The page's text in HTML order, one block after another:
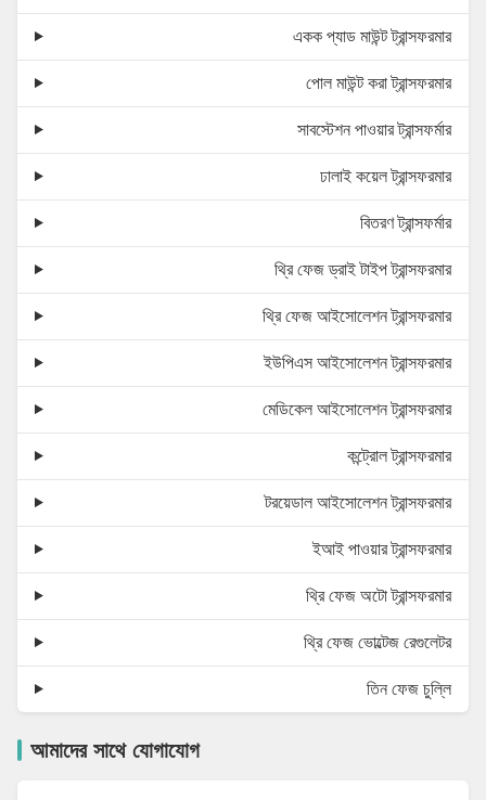
একক প্যাড মাউন্ট ট্রান্সফরমার
পোল মাউন্ট করা ট্রান্সফরমার
সাবস্টেশন পাওয়ার ট্রান্সফর্মার
ঢালাই কয়েল ট্রান্সফরমার
বিতরণ ট্রান্সফর্মার
থ্রি ফেজ ড্রাই টাইপ ট্রান্সফরমার
থ্রি ফেজ আইসোলেশন ট্রান্সফরমার
ইউপিএস আইসোলেশন ট্রান্সফরমার
মেডিকেল আইসোলেশন ট্রান্সফরমার
কন্ট্রোল ট্রান্সফরমার
টরয়েডাল আইসোলেশন ট্রান্সফরমার
ইআই পাওয়ার ট্রান্সফরমার
থ্রি ফেজ অটো ট্রান্সফরমার
থ্রি ফেজ ভোল্টেজ রেগুলেটর
তিন ফেজ চুল্লি
আমাদের সাথে যোগাযোগ